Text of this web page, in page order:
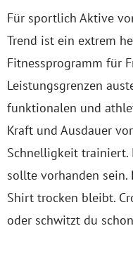
Für sportlich Aktive
Trend ist ein extrem
Fitnessprogramm für
Leistungsgrenzen
funktionalen und
Kraft und Ausdauer
Schnelligkeit trainiert.
sollte vorhanden sein.
Shirt trocken bleibt.
oder schwitzt du